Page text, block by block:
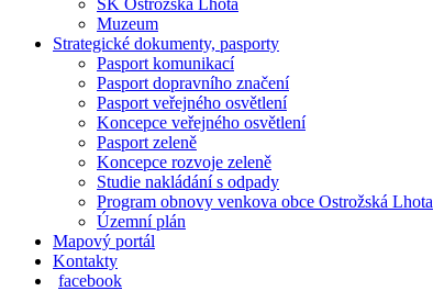
Muzeum
Strategické dokumenty, pasporty
Pasport komunikací
Pasport dopravního značení
Pasport veřejného osvětlení
Koncepce veřejného osvětlení
Pasport zeleně
Koncepce rozvoje zeleně
Studie nakládání s odpady
Program obnovy venkova obce Ostrožská Lhota
Územní plán
Mapový portál
Kontakty
facebook